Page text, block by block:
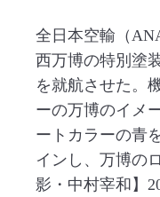
全日本空輸（
西万博の特別塗
を就航させた。
ーの万博のイメ
ートカラーの青
インし、万博の
影・中村宰和】